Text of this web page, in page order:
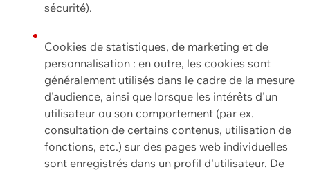
sécurité).
Cookies de statistiques, de marketing et de
personnalisation : en outre, les cookies sont
généralement utilisés dans le cadre de la mesure
d'audience, ainsi que lorsque les intérêts d'un
utilisateur ou son comportement (par ex.
consultation de certains contenus, utilisation de
fonctions, etc.) sur des pages web individuelles
sont enregistrés dans un profil d'utilisateur. De